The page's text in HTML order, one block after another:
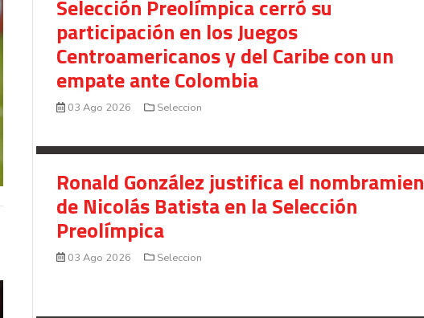
Selección Preolímpica cerró su
participación en los Juegos
Centroamericanos y del Caribe con un
empate ante Colombia
03 Ago 2026 Seleccion
Ronald González justifica el
de Nicolás Batista en la Selección
Preolímpica
03 Ago 2026 Seleccion